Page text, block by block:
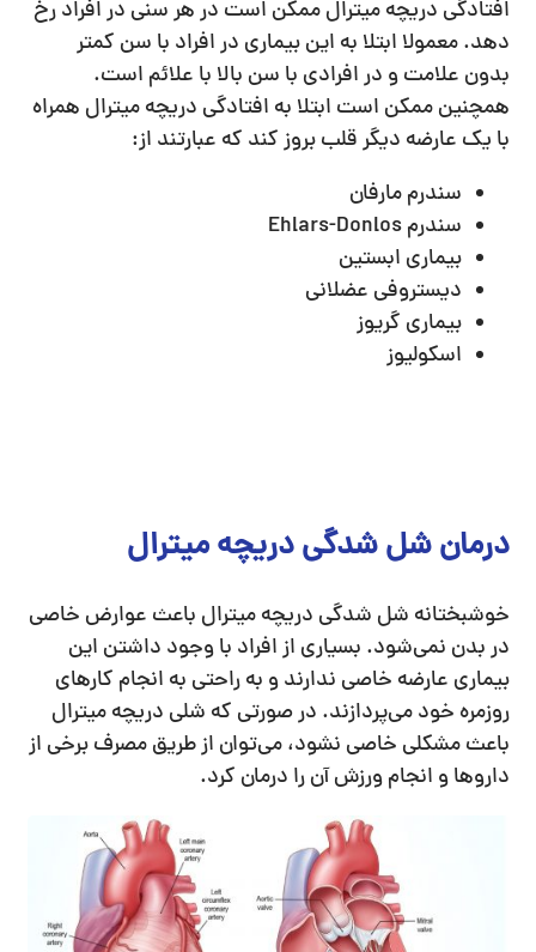
افتادگی دریچه میترال ممکن است در هر سنی در افراد رخ
دهد. معمولا ابتلا به این بیماری در افراد با سن کمتر
بدون علامت و در افرادی با سن بالا با علائم است.
همچنین ممکن است ابتلا به افتادگی دریچه میترال همراه
با یک عارضه دیگر قلب بروز کند که عبارتند از:
سندرم مارفان
سندرم Ehlars-Donlos
بیماری ابستین
دیستروفی عضلانی
بیماری گریوز
اسکولیوز
درمان شل شدگی دریچه میترال
خوشبختانه شل شدگی دریچه میترال باعث عوارض خاصی
در بدن نمی‌شود. بسیاری از افراد با وجود داشتن این
بیماری عارضه خاصی ندارند و به راحتی به انجام کارهای
روزمره خود می‌پردازند. در صورتی که شلی دریچه میترال
باعث مشکلی خاصی نشود، می‌توان از طریق مصرف برخی از
داروها و انجام ورزش آن را درمان کرد.